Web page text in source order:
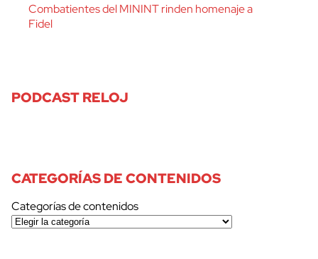
Combatientes del MININT rinden homenaje a
Fidel
PODCAST RELOJ
CATEGORÍAS DE CONTENIDOS
Categorías de contenidos